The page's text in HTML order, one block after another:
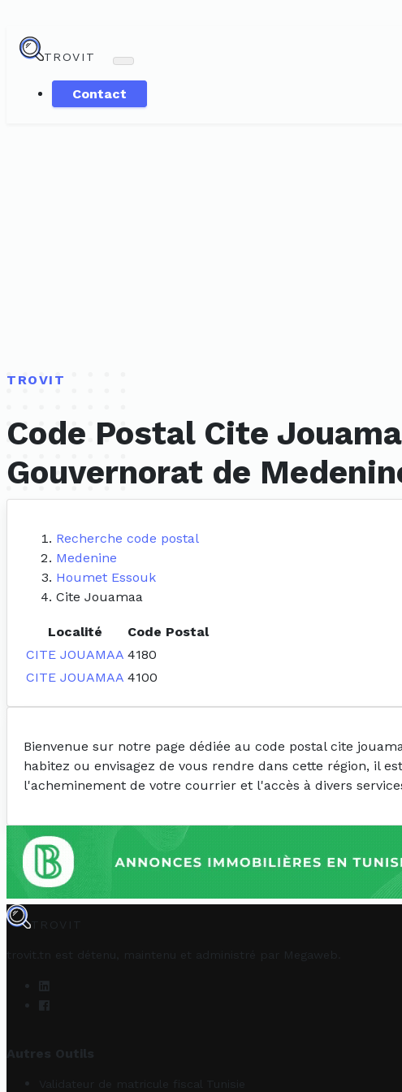
TROVIT
Contact
TROVIT
Code Postal Cite
Gouvernorat de
Recherche code postal
Medenine
Houmet Essouk
Cite Jouamaa
Localité
Code Postal
CITE JOUAMAA 4180
CITE JOUAMAA 4100
Bienvenue sur notre page dédiée au code postal cite
habitez ou envisagez de vous rendre dans cette région, il
l'acheminement de votre courrier et l'accès à divers
TROVIT
trovit.tn est détenu, maintenu et administré par Megaweb
Autres Outils
Validateur de matricule fiscal Tunisie